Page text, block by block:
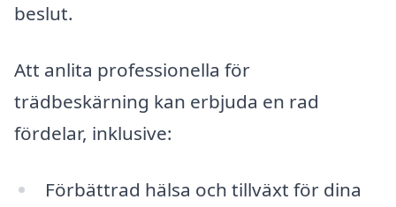
beslut.
Att anlita professionella för
trädbeskärning kan erbjuda en rad
fördelar, inklusive:
Förbättrad hälsa och tillväxt för dina